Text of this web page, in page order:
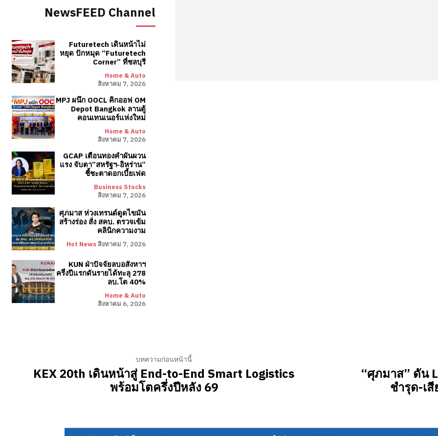
NewsFEED Channel
Futuretech เดินหน้าไม่
หยุด ปักหมุด “Futuretech
Corner” ที่ชลบุรี
Home & Auto
สิงหาคม 7, 2026
MPJ ผนึก OOCL คิกออฟ OM
Depot Bangkok ลานตู้
คอนเทนเนอร์แห่งใหม่
Home & Auto
สิงหาคม 7, 2026
GCAP เตือนทองคำผันผวน
แรง จับตา”สหรัฐฯ-อิหร่าน”
ชี้ชะตาดอกเบี้ยเฟด
Business Stocks
สิงหาคม 7, 2026
ศุภมาส ห่วงเทรนด์ดูดไขมัน
สร้างร่อง สั่ง สคบ. ตรวจเข้ม
คลินิกความงาม
Hot News สิงหาคม 7, 2026
KUN ฝ่าปัจจัยลบอสังหาฯ
ครึ่งปีแรกดันรายได้ทะลุ 278
ลบ.โต 40%
Home & Auto
สิงหาคม 6, 2026
บทความก่อนหน้านี้
KEX 20th เดินหน้าสู่ End-to-End Smart Logistics
พร้อมโตครึ่งปีหลัง 69
“ศุภมาส” ดัน
ชำรุด-เ